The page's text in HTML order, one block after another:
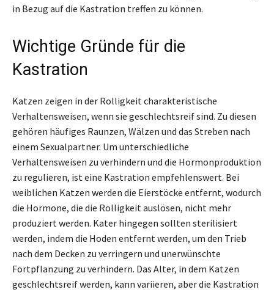
in Bezug auf die Kastration treffen zu können.
Wichtige Gründe für die
Kastration
Katzen zeigen in der Rolligkeit charakteristische
Verhaltensweisen, wenn sie geschlechtsreif sind. Zu diesen
gehören häufiges Raunzen, Wälzen und das Streben nach
einem Sexualpartner. Um unterschiedliche
Verhaltensweisen zu verhindern und die Hormonproduktion
zu regulieren, ist eine Kastration empfehlenswert. Bei
weiblichen Katzen werden die Eierstöcke entfernt, wodurch
die Hormone, die die Rolligkeit auslösen, nicht mehr
produziert werden. Kater hingegen sollten sterilisiert
werden, indem die Hoden entfernt werden, um den Trieb
nach dem Decken zu verringern und unerwünschte
Fortpflanzung zu verhindern. Das Alter, in dem Katzen
geschlechtsreif werden, kann variieren, aber die Kastration